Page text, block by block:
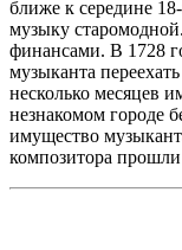
ближе к середине
музыку
финансами. В 1728
музыканта
несколько месяцев
незнакомом городе
имущество
композитора